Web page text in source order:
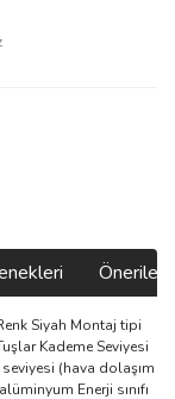
Siyah Montaj tipi
Kademe Seviyesi
seviyesi (hava dolaşım
Enerji sınıfı